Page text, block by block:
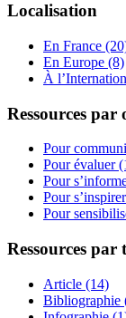
Localisation
En France
En Europe (8)
À
Ressources par
Pour
Pour évaluer
Pour
Pour
Pour
Ressources par
Article (14)
Bibliographie